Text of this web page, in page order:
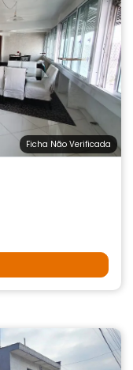
Ficha Não Verificada